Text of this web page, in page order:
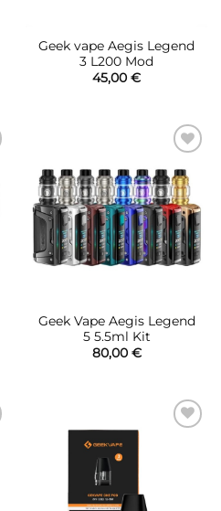
Geek vape Aegis Legend
3 L200 Mod
45,00 €
στην λίστα
επιθυμιών
Geek Vape Aegis Legend
5 5.5ml Kit
80,00 €